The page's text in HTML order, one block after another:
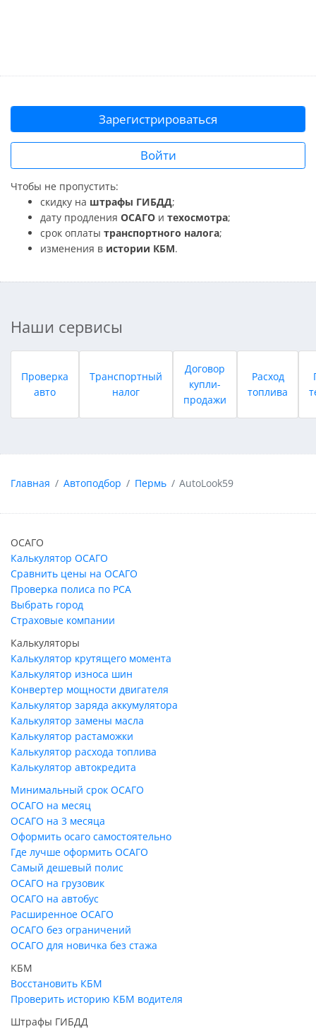
Зарегистрироваться
Войти
Чтобы не пропустить:
скидку на штрафы ГИБДД;
дату продления ОСАГО и техосмотра;
срок оплаты транспортного налога;
изменения в истории КБМ.
Наши сервисы
Проверка
авто
Транспортный
налог
Договор
купли-
продажи
Расход
топлива
Главная Автоподбор Пермь AutoLook59
ОСАГО
Калькулятор ОСАГО
Сравнить цены на ОСАГО
Проверка полиса по РСА
Выбрать город
Страховые компании
Калькуляторы
Калькулятор крутящего момента
Калькулятор износа шин
Конвертер мощности двигателя
Калькулятор заряда аккумулятора
Калькулятор замены масла
Калькулятор растаможки
Калькулятор расхода топлива
Калькулятор автокредита
Минимальный срок ОСАГО
ОСАГО на месяц
ОСАГО на 3 месяца
Оформить осаго самостоятельно
Где лучше оформить ОСАГО
Самый дешевый полис
ОСАГО на грузовик
ОСАГО на автобус
Расширенное ОСАГО
ОСАГО без ограничений
ОСАГО для новичка без стажа
КБМ
Восстановить КБМ
Проверить историю КБМ водителя
Штрафы ГИБДД